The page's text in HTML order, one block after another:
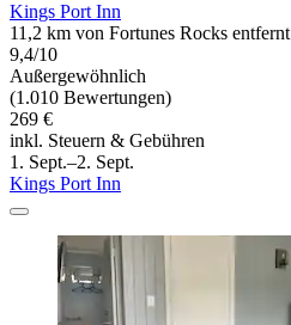
Kings Port Inn
11,2 km von Fortunes Rocks entfernt
9,4/10
Außergewöhnlich
(1.010 Bewertungen)
269 €
inkl. Steuern & Gebühren
1. Sept.–2. Sept.
Kings Port Inn